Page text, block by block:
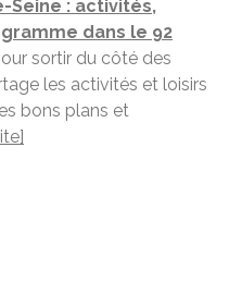
Seine : activités,
dans le 92
sortir du côté des
les activités et loisirs
bons plans et